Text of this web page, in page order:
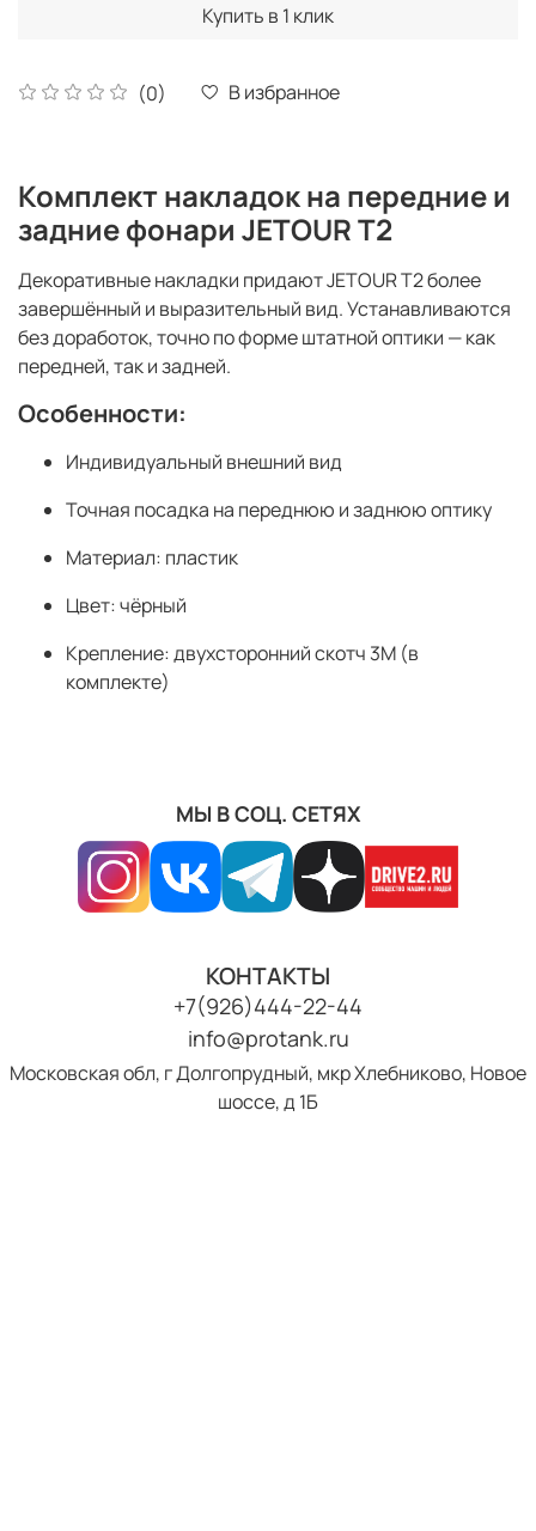
(0) В избранное
Купить в 1 клик
Комплект накладок на передние и
задние фонари JETOUR T2
Декоративные накладки придают JETOUR T2 более
завершённый и выразительный вид. Устанавливаются
без доработок, точно по форме штатной оптики — как
передней, так и задней.
Особенности:
Индивидуальный внешний вид
Точная посадка на переднюю и заднюю оптику
Материал: пластик
Цвет: чёрный
Крепление: двухсторонний скотч 3M (в
комплекте)
МЫ В СОЦ. СЕТЯХ
КОНТАКТЫ
+7(926)444-22-44
info@protank.ru
Московская обл, г Долгопрудный, мкр Хлебниково, Новое
шоссе, д 1Б